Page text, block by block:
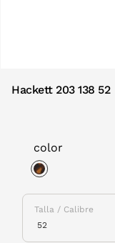
Hackett 203 138 52
color
Talla / Calibre